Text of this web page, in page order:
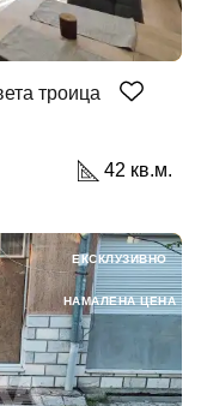
троица
42 кв.м.
ЕКСКЛУЗИВНО
НАМАЛЕНА ЦЕНА